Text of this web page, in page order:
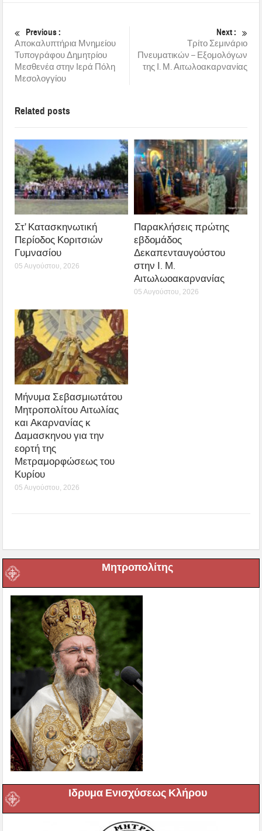
Previous :
Αποκαλυπτήρια Μνημείου
Τυπογράφου Δημητρίου
Μεσθενέα στην Ιερά Πόλη
Μεσολογγίου
Next :
Τρίτο Σεμινάριο
Πνευματικών – Εξομολόγων
της Ι. Μ. Αιτωλοακαρνανίας
Related posts
Στ’ Κατασκηνωτική
Περίοδος Κοριτσιών
Γυμνασίου
05 Αυγούστου, 2026
Παρακλήσεις πρώτης
εβδομάδος
Δεκαπενταυγούστου
στην Ι. Μ.
Αιτωλωοακαρνανίας
05 Αυγούστου, 2026
Μήνυμα Σεβασμιωτάτου
Μητροπολίτου Αιτωλίας
και Ακαρνανίας κ
Δαμασκηνου για την
εορτή της
Μετραμορφώσεως του
Κυρίου
05 Αυγούστου, 2026
Μητροπολίτης
Ιδρυμα Ενισχύσεως Κλήρου